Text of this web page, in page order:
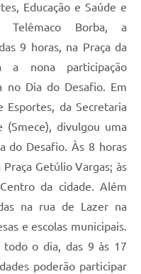
Educação e Saúde e
Telêmaco Borba, a
9 horas, na Praça da
a nona participação
no Dia do Desafio. Em
Esportes, da Secretaria
(Smece), divulgou uma
do Desafio. Às 8 horas
Getúlio Vargas; às
da cidade. Além
na rua de Lazer na
e escolas municipais.
todo o dia, das 9 às 17
poderão participar